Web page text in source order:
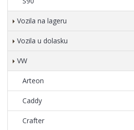
Vozila na lageru
Vozila u dolasku
VW
Arteon
Caddy
Crafter